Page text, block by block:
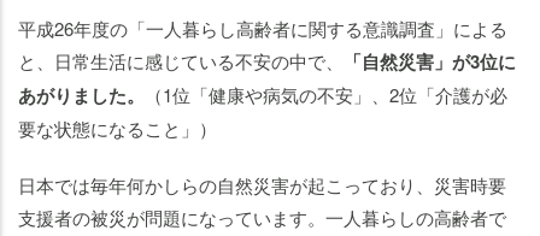
平成26年度の「一人暮らし高齢者に関する意識調査」による
と、日常生活に感じている不安の中で、
「自然災害」が3位に
あがりました。
（1位「健康や病気の不安」、2位「介護が必
要な状態になること」）
日本では毎年何かしらの自然災害が起こっており、災害時要
支援者の被災が問題になっています。一人暮らしの高齢者で